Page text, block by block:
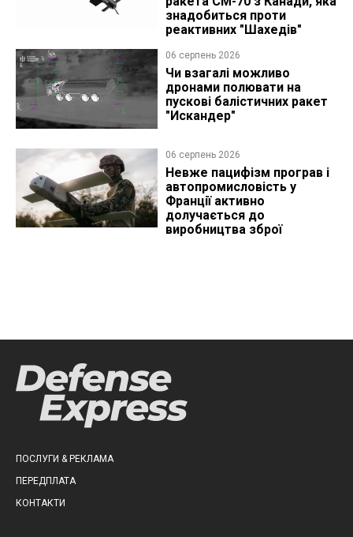
знадобиться проти
реактивних "Шахедів"
06 серпень 2026
Чи взагалі можливо
дронами полювати на
пускові балістичних ракет
"Искандер"
06 серпень 2026
Невже пацифізм програв і
автопромисловість у
Франції активно
долучається до
виробництва зброї
ПОСЛУГИ & РЕКЛАМА
ПЕРЕДПЛАТА
КОНТАКТИ